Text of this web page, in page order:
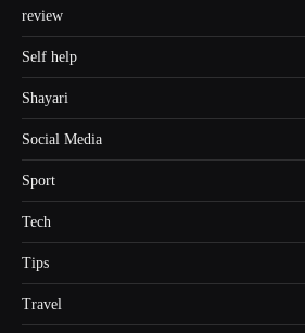
review
Self help
Shayari
Social Media
Sport
Tech
Tips
Travel